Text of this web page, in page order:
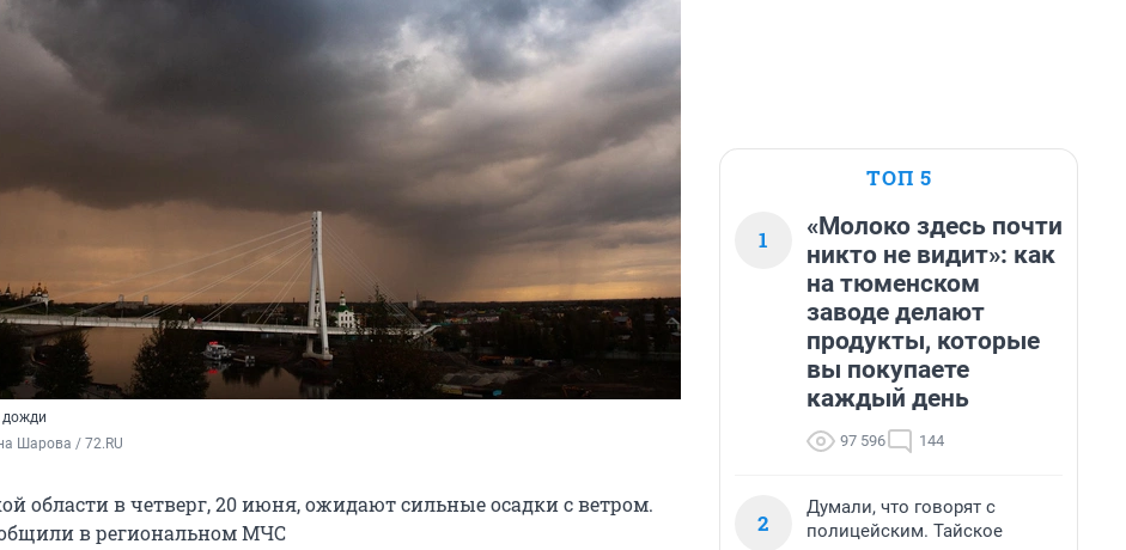
дожди
Шарова / 72.RU
области в четверг, 20 июня, ожидают сильные осадки с ветром.
в региональном МЧС
ТОП 5
1
«Молоко здесь почти
никто не видит»: как
на тюменском
заводе делают
продукты, которые
вы покупаете
каждый день
97 596 144
2
Думали, что говорят с
полицейским. Тайское